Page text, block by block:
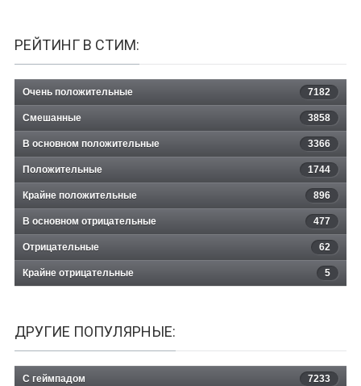
РЕЙТИНГ В СТИМ:
Очень положительные 7182
Смешанные 3858
В основном положительные 3366
Положительные 1744
Крайне положительные 896
В основном отрицательные 477
Отрицательные 62
Крайне отрицательные 5
ДРУГИЕ ПОПУЛЯРНЫЕ:
С геймпадом 7233